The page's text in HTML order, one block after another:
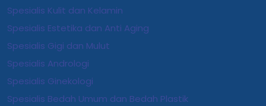
Spesialis Kulit dan Kelamin
Spesialis Estetika dan Anti Aging
Spesialis Gigi dan Mulut
Spesialis Andrologi
Spesialis Ginekologi
Spesialis Bedah Umum dan Bedah Plastik